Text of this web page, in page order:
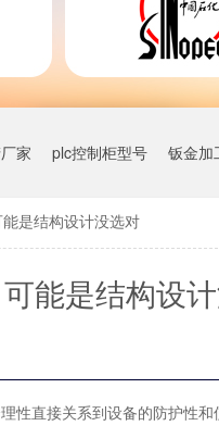
家 plc控制柜型号 钣金加
是结构设计没选对
能是结构设
性直接关系到设备的防护性